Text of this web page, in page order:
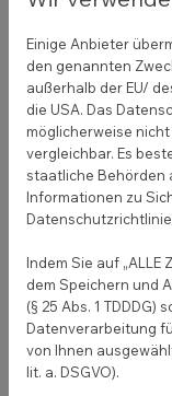
Eine
nur auf Servern
erfolgenden
(9) und A.(10).
Datensicherheit
Wir bedienen
Daten gegen
Manipulationen,
Verlust,
Zugriff Dritter zu
für unsere
Einige Anbieter
den genannten
außerhalb der EU/
die USA. Das
möglicherweise nicht
vergleichbar. Es
staatliche Behörden
Informationen zu
Indem Sie auf „ALLE
dem Speichern und
(§ 25 Abs. 1 TDDDG)
Datenverarbeitung
von Ihnen
lit. a. DSGVO).